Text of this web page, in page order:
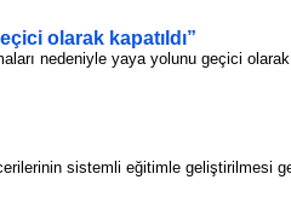
olarak kapatıldı”
nedeniyle yaya yolunu geçici
sistemli eğitimle geliştirilmesi